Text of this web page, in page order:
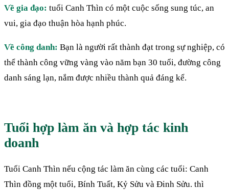
Về gia đạo: tuổi Canh Thìn có một cuộc sống sung túc, an
vui, gia đạo thuận hòa hạnh phúc.
Về công danh: Bạn là người rất thành đạt trong sự nghiệp, có
thể thành công vững vàng vào năm bạn 30 tuổi, đường công
danh sáng lạn, nắm được nhiều thành quả đáng kể.
Tuổi hợp làm ăn và hợp tác kinh
doanh
Tuổi Canh Thìn nếu cộng tác làm ăn cùng các tuổi: Canh
Thìn đồng một tuổi, Bính Tuất, Kỷ Sửu và Đinh Sửu. thì